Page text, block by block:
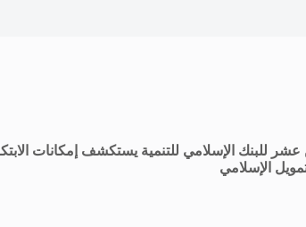
عشر للبنك الإسلامي للتنمية يستكشف إمكانات
الإسلامي